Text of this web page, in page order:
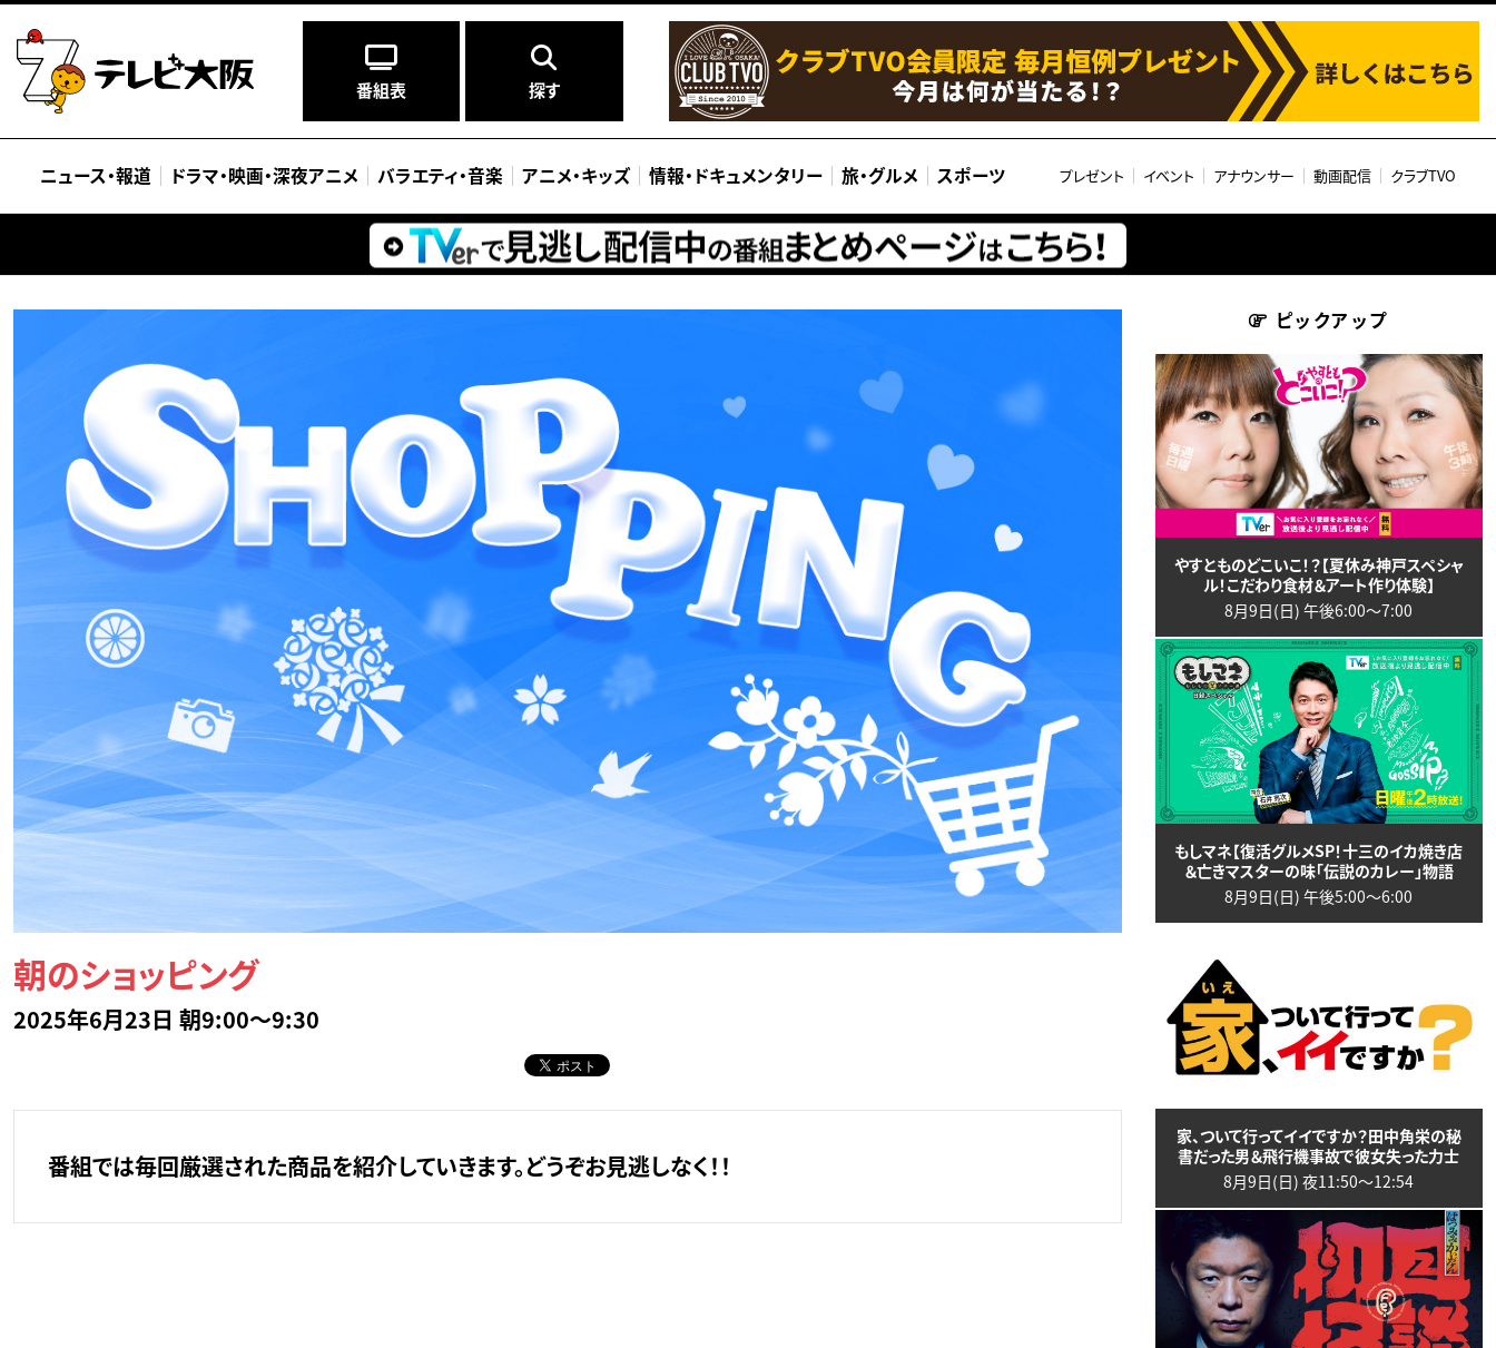
番組表 探す
ニュース・報道 ドラマ・映画・深夜アニメ バラエティ・音楽 アニメ・キッズ 情報・ ドキュメンタリー 旅・グルメ スポーツ プレゼント イベント アナウンサー 動画配信 クラブTVO
朝のショッピング
2025年6月23日 朝9:00～9:30
番組では毎回厳選された商品を紹介していきます。どうぞお見逃しなく！！
ピックアップ
やすとものどこいこ！？【夏休み神戸スペシャ
ル！こだわり食材＆アート作り体験】
8月9日(日) 午後6:00〜7:00
もしマネ【復活グルメSP！十三のイカ焼き店
＆亡きマスターの味「伝説のカレー」物語
8月9日(日) 午後5:00〜6:00
家、ついて行ってイイですか？田中角栄の秘
書だった男＆飛行機事故で彼女失った力士
8月9日(日) 夜11:50〜12:54